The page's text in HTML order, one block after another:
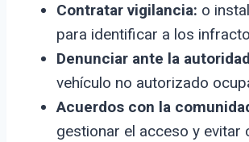
Contratar vigilancia: o
para identificar a los
Denunciar ante la
vehículo no autorizado
Acuerdos con la
gestionar el acceso y evitar